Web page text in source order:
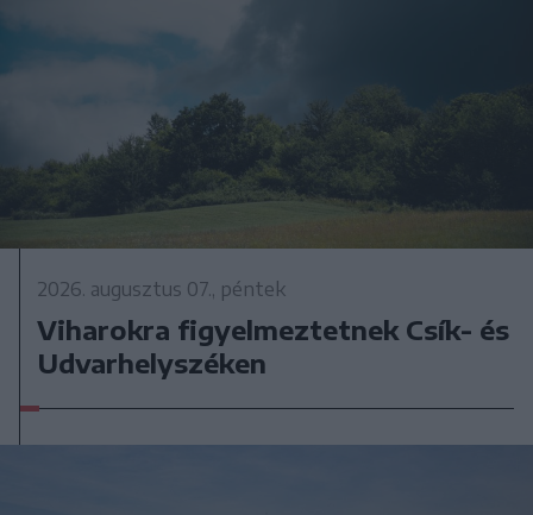
2026. augusztus 07., péntek
Viharokra figyelmeztetnek Csík- és
Udvarhelyszéken